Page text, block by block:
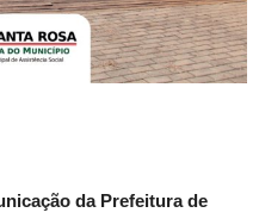
da Prefeitura de